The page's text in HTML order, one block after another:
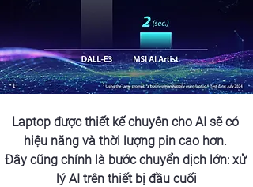
Laptop được thiết kế chuyên cho AI sẽ có
hiệu năng và thời lượng pin cao hơn.
Đây cũng chính là bước chuyển dịch lớn: xử
lý AI trên thiết bị đầu cuối